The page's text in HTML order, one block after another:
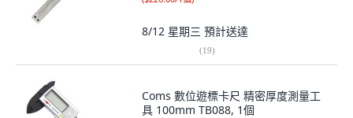
8/12 星期三 預計送達
(19)
Coms 數位遊標卡尺 精密厚度測量工
具 100mm TB088, 1個